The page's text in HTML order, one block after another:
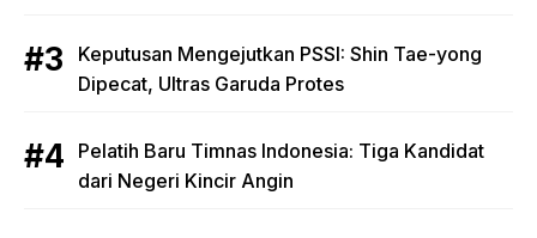
Keputusan Mengejutkan PSSI: Shin Tae-yong
Dipecat, Ultras Garuda Protes
Pelatih Baru Timnas Indonesia: Tiga Kandidat
dari Negeri Kincir Angin